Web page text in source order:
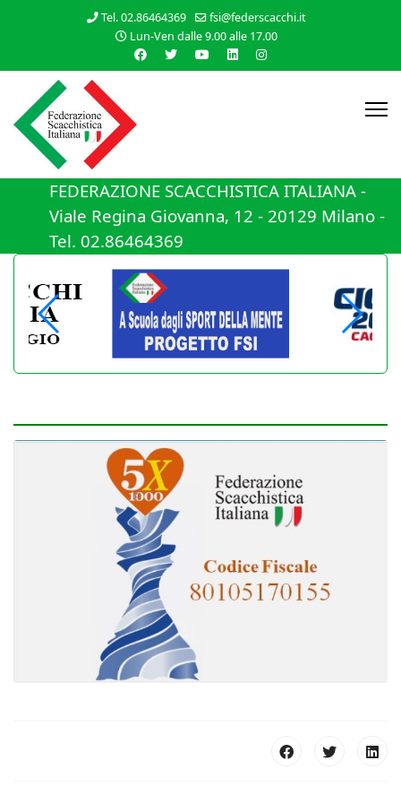
Tel. 02.86464369
fsi@federscacchi.it
Lun-Ven dalle 9.00 alle 17.00
FEDERAZIONE SCACCHISTICA ITALIANA -
Viale Regina Giovanna, 12 - 20129 Milano -
Tel. 02.86464369